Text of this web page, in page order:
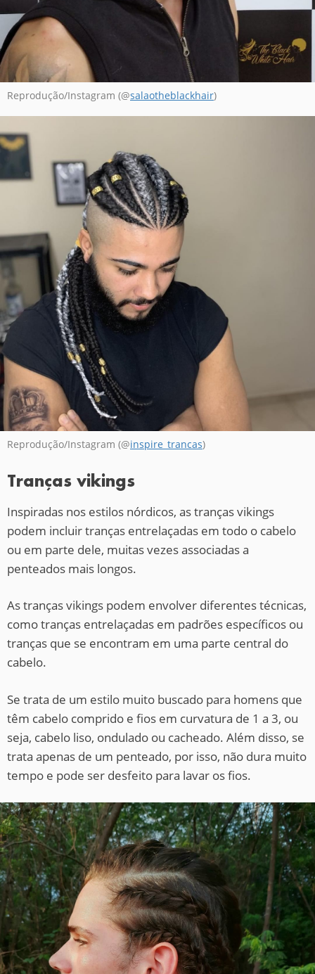
Reprodução/Instagram (@salaotheblackhair)
Reprodução/Instagram (@inspire_trancas)
Tranças vikings
Inspiradas nos estilos nórdicos, as tranças vikings
podem incluir tranças entrelaçadas em todo o cabelo
ou em parte dele, muitas vezes associadas a
penteados mais longos.
As tranças vikings podem envolver diferentes técnicas,
como tranças entrelaçadas em padrões específicos ou
tranças que se encontram em uma parte central do
cabelo.
Se trata de um estilo muito buscado para homens que
têm cabelo comprido e fios em curvatura de 1 a 3, ou
seja, cabelo liso, ondulado ou cacheado. Além disso, se
trata apenas de um penteado, por isso, não dura muito
tempo e pode ser desfeito para lavar os fios.